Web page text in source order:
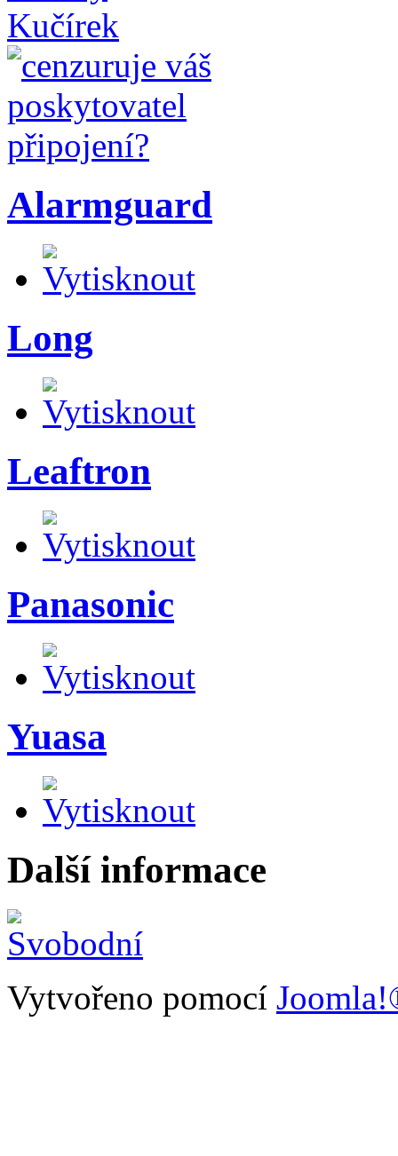
Alarmguard
Long
Leaftron
Panasonic
Yuasa
Další informace
Vytvořeno pomocí